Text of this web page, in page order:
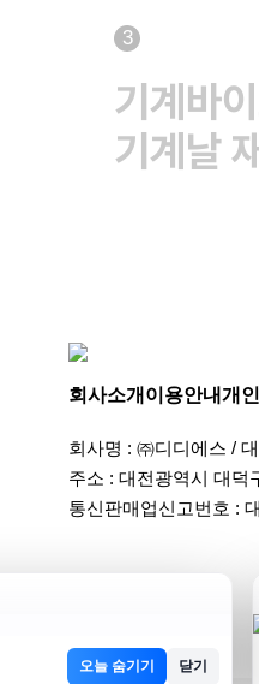
3
기계바
기계날
회사소개 이용안내개
회사명 : ㈜디디에스 /
주소 : 대전광역시 대덕
통신판매업신고번호 :
오늘 숨기기 닫기